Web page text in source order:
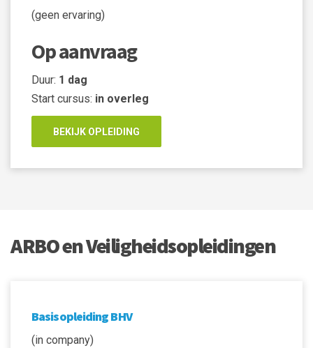
(geen ervaring)
Op aanvraag
Duur: 1 dag
Start cursus: in overleg
BEKIJK OPLEIDING
ARBO en Veiligheidsopleidingen
Basisopleiding BHV
(in company)